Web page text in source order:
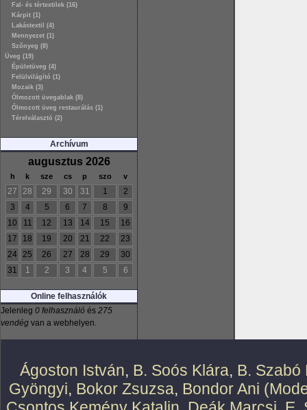
Fal- és tértextilek (16)
Kárpit (1)
Lakástextil (4)
Mennyezet (1)
Szőnyeg (8)
Üveg (19)
Épületüveg (4)
Felülvilágító (1)
Mozaik (3)
Ólmozott üvegablak (8)
Ólmozott üveg restaurálás (1)
Térelválasztó (2)
Archívum
augusztus 2026
h k sze cs p szo v
27 28 29 30 31 1
2
3
4 5 6 7 8
9
10
11 12 13 14 15
16
17
18 19 20 21 22
23
24
25 26 27 28 29
30
31
1 2 3 4 5 6
Online felhasználók
Jelenleg 0 felhasználó és 275
vendég van a webhelyen.
Ágoston István, B. Soós Klára, B. Szabó
Gyöngyi, Bokor Zsuzsa, Bondor Ani